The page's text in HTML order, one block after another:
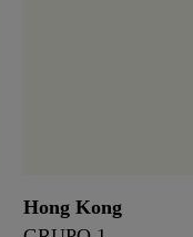
Hong Kong